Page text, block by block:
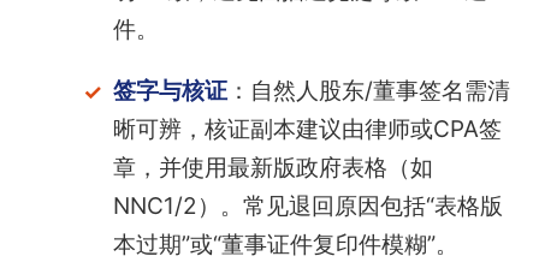
件。
签字与核证：自然人股东/董事签名需清
晰可辨，核证副本建议由律师或CPA签
章，并使用最新版政府表格（如
NNC1/2）。常见退回原因包括“表格版
本过期”或“董事证件复印件模糊”。